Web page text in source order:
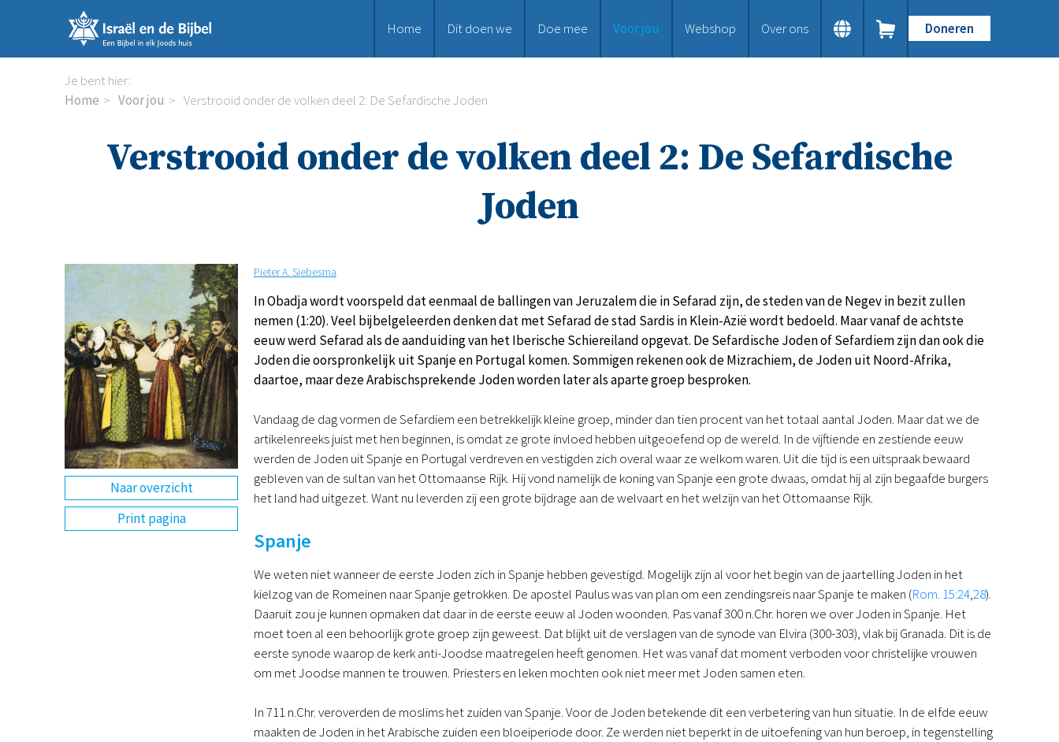
Home Dit doen we Doe mee Voor jou Webshop Over ons Doneren
Je bent hier:
Home
Voor jou Verstrooid onder de volken deel 2: De Sefardische Joden
Verstrooid onder de volken deel 2: De Sefardische
Joden
Naar overzicht
Print pagina
Pieter A. Siebesma
In Obadja wordt voorspeld dat eenmaal de ballingen van Jeruzalem die in Sefarad zijn, de steden van de Negev in bezit zullen
nemen (1:20). Veel bijbelgeleerden denken dat met Sefarad de stad Sardis in Klein-Azië wordt bedoeld. Maar vanaf de achtste
eeuw werd Sefarad als de aanduiding van het Iberische Schiereiland opgevat. De Sefardische Joden of Sefardiem zijn dan ook die
Joden die oorspronkelijk uit Spanje en Portugal komen. Sommigen rekenen ook de Mizrachiem, de Joden uit Noord-Afrika,
daartoe, maar deze Arabischsprekende Joden worden later als aparte groep besproken.
Vandaag de dag vormen de Sefardiem een betrekkelijk kleine groep, minder dan tien procent van het totaal aantal Joden. Maar dat we de
artikelenreeks juist met hen beginnen, is omdat ze grote invloed hebben uitgeoefend op de wereld. In de vijftiende en zestiende eeuw
werden de Joden uit Spanje en Portugal verdreven en vestigden zich overal waar ze welkom waren. Uit die tijd is een uitspraak bewaard
gebleven van de sultan van het Ottomaanse Rijk. Hij vond namelijk de koning van Spanje een grote dwaas, omdat hij al zijn begaafde burgers
het land had uitgezet. Want nu leverden zij een grote bijdrage aan de welvaart en het welzijn van het Ottomaanse Rijk.
Spanje
We weten niet wanneer de eerste Joden zich in Spanje hebben gevestigd. Mogelijk zijn al voor het begin van de jaartelling Joden in het
kielzog van de Romeinen naar Spanje getrokken. De apostel Paulus was van plan om een zendingsreis naar Spanje te maken (Rom. 15:24,28).
Daaruit zou je kunnen opmaken dat daar in de eerste eeuw al Joden woonden. Pas vanaf 300 n.Chr. horen we over Joden in Spanje. Het
moet toen al een behoorlijk grote groep zijn geweest. Dat blijkt uit de verslagen van de synode van Elvira (300-303), vlak bij Granada. Dit is de
eerste synode waarop de kerk anti-Joodse maatregelen heeft genomen. Het was vanaf dat moment verboden voor christelijke vrouwen
om met Joodse mannen te trouwen. Priesters en leken mochten ook niet meer met Joden samen eten.
In 711 n.Chr. veroverden de moslims het zuiden van Spanje. Voor de Joden betekende dit een verbetering van hun situatie. In de elfde eeuw
maakten de Joden in het Arabische zuiden een bloeiperiode door. Ze werden niet beperkt in de uitoefening van hun beroep, in tegenstelling
Samenwerken en toerusten
Humanitaire hulp
Nodig ons uit
Voor jou
Kennisbank
Podcast
Agenda
Kinderwerk
Jongerenwerk
Het Studiehuis (cursus)
Webshop
Actueel
ANBI
Veelgestelde vragen
Contact
Doneren